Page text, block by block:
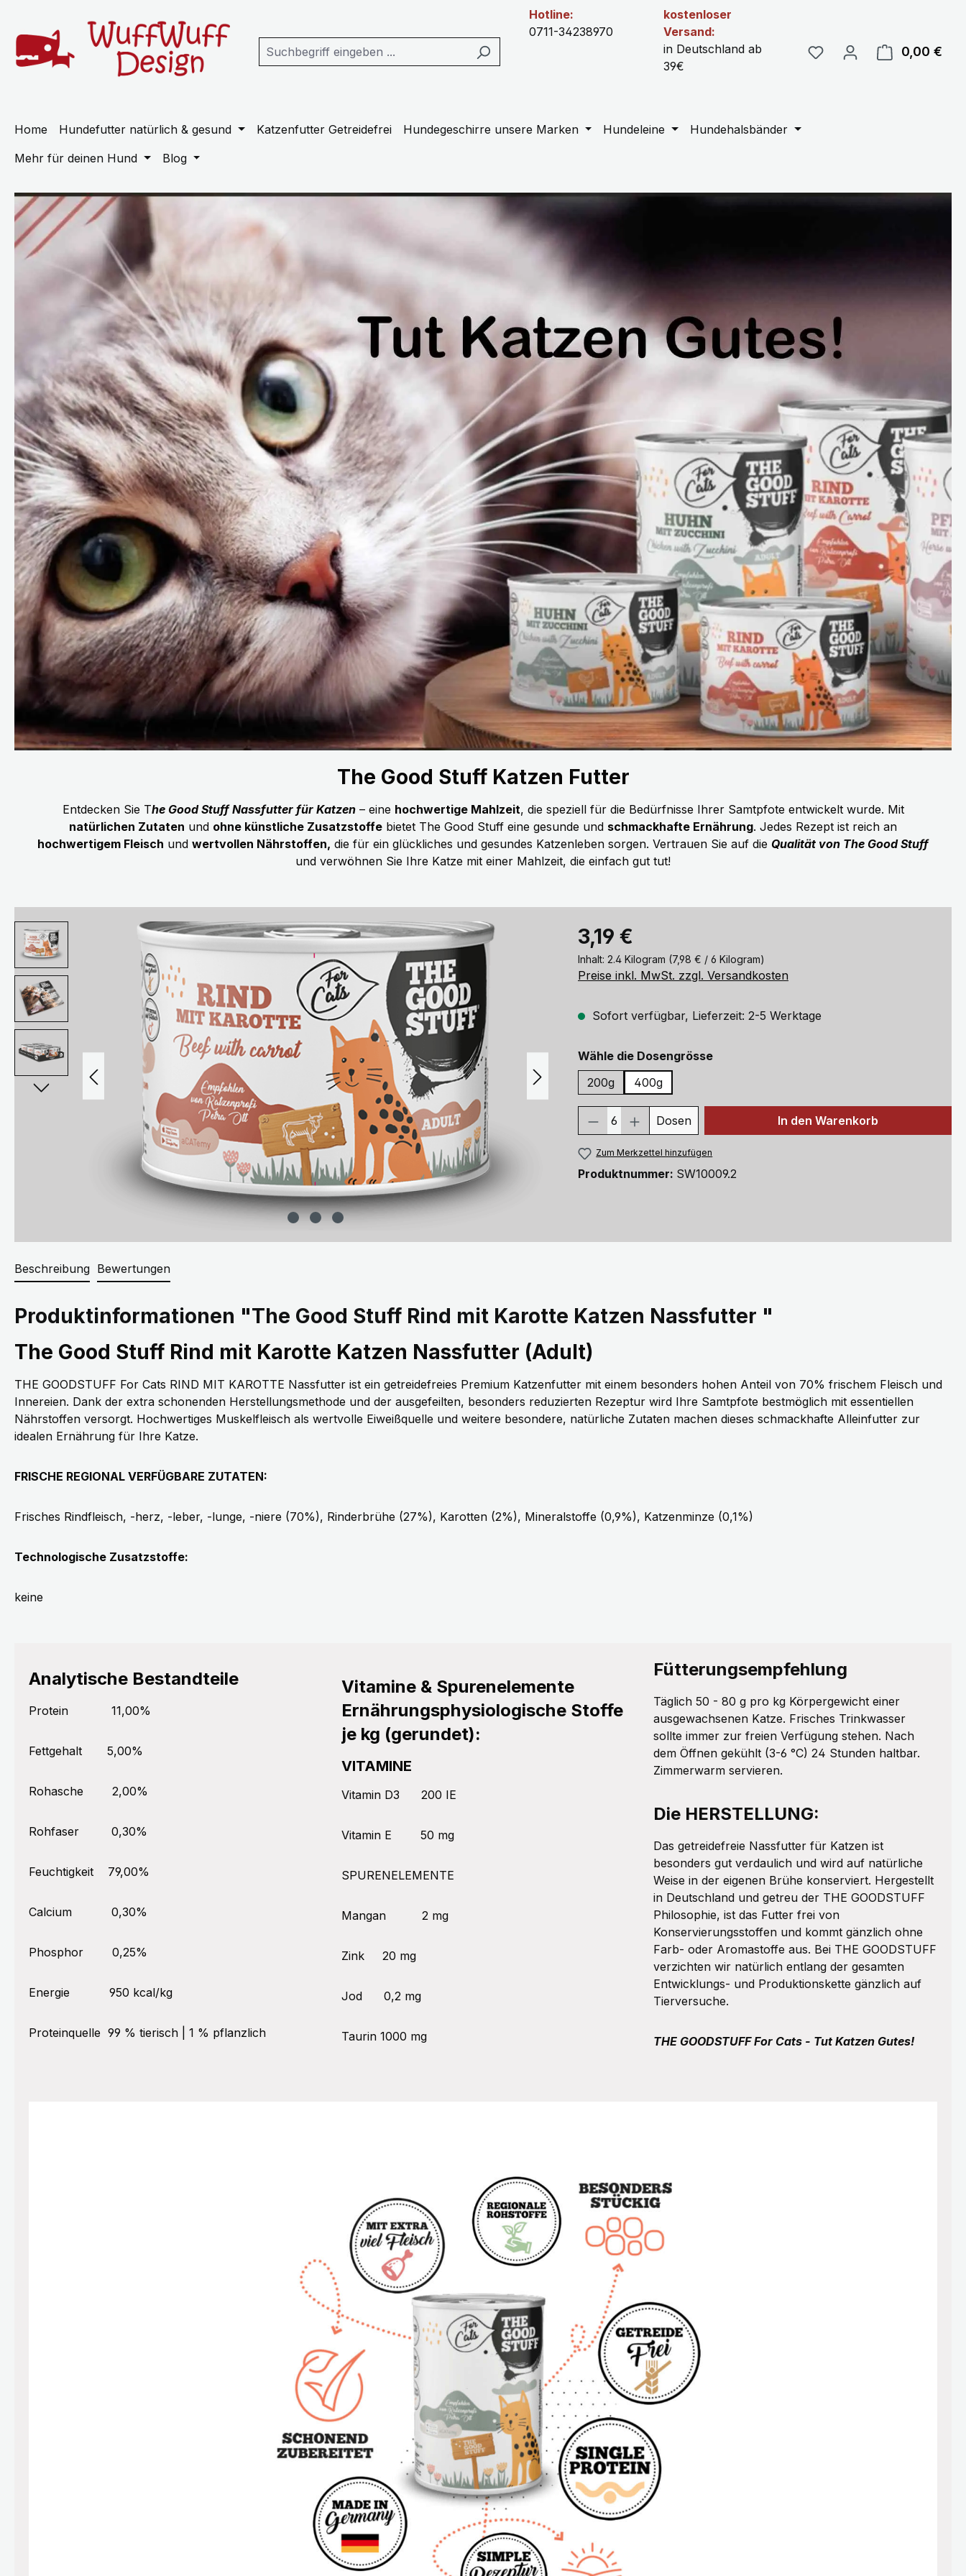
Hotline:
0711-34238970
kostenloser
Versand:
in Deutschland ab
39€
0,00 €
Home Hundefutter natürlich & gesund Katzenfutter Getreidefrei Hundegeschirre unsere Marken Hundeleine
Hundehalsbänder
Mehr für deinen Hund
Blog
The Good Stuff Katzen Futter
Entdecken Sie The Good Stuff Nassfutter für Katzen– eine hochwertige Mahlzeit, die speziell für die Bedürfnisse Ihrer Samtpfote entwickelt wurde. Mit
natürlichen Zutaten und ohne künstliche Zusatzstoffe bietet The Good Stuff eine gesunde und schmackhafte Ernährung. Jedes Rezept ist reich an
hochwertigem Fleisch und wertvollen Nährstoffen, die für ein glückliches und gesundes Katzenleben sorgen. Vertrauen Sie auf die Qualität von The Good Stuff
und verwöhnen Sie Ihre Katze mit einer Mahlzeit, die einfach gut tut!
Bildergalerie überspringen Regulärer Preis:
3,19 €
Inhalt: 2.4 Kilogram (7,98 € / 6 Kilogram)
Preise inkl. MwSt. zzgl. Versandkosten
Sofort verfügbar, Lieferzeit: 2-5 Werktage
Wähle die Dosengrösseauswählen
200g
400g
Produkt Anzahl: Gib den gewünschten Wert
Dosen In den Warenkorb
Zum Merkzettel hinzufügen
Produktnummer: SW10009.2
Beschreibung Bewertungen
Produktinformationen "The Good Stuff Rind mit Karotte Katzen Nassfutter "
The Good Stuff Rind mit Karotte Katzen Nassfutter (Adult)
THE GOODSTUFF For Cats RIND MIT KAROTTE Nassfutter ist ein getreidefreies Premium Katzenfutter mit einem besonders hohen Anteil von 70% frischem Fleisch und
Innereien. Dank der extra schonenden Herstellungsmethode und der ausgefeilten, besonders reduzierten Rezeptur wird Ihre Samtpfote bestmöglich mit essentiellen
Nährstoffen versorgt. Hochwertiges Muskelfleisch als wertvolle Eiweißquelle und weitere besondere, natürliche Zutaten machen dieses schmackhafte Alleinfutter zur
idealen Ernährung für Ihre Katze.
FRISCHE REGIONAL VERFÜGBARE ZUTATEN:
Frisches Rindfleisch, -herz, -leber, -lunge, -niere (70%), Rinderbrühe (27%), Karotten (2%), Mineralstoffe (0,9%), Katzenminze (0,1%)
Technologische Zusatzstoffe:
keine
Analytische Bestandteile
Protein 11,00%
Fettgehalt 5,00%
Rohasche 2,00%
Rohfaser 0,30%
Feuchtigkeit 79,00%
Calcium 0,30%
Phosphor 0,25%
Energie 950 kcal/kg
Proteinquelle 99 % tierisch | 1 % pflanzlich
Vitamine & Spurenelemente
Ernährungsphysiologische Stoffe
je kg (gerundet):
VITAMINE
Vitamin D3 200 IE
Vitamin E 50 mg
SPURENELEMENTE
Mangan 2 mg
Zink 20 mg
Jod 0,2 mg
Taurin 1000 mg
Fütterungsempfehlung
Täglich 50 - 80 g pro kg Körpergewicht einer
ausgewachsenen Katze. Frisches Trinkwasser
sollte immer zur freien Verfügung stehen. Nach
dem Öffnen gekühlt (3-6 °C) 24 Stunden haltbar.
Zimmerwarm servieren.
Die HERSTELLUNG:
Das getreidefreie Nassfutter für Katzen ist
besonders gut verdaulich und wird auf natürliche
Weise in der eigenen Brühe konserviert. Hergestellt
in Deutschland und getreu der THE GOODSTUFF
Philosophie, ist das Futter frei von
Konservierungsstoffen und kommt gänzlich ohne
Farb- oder Aromastoffe aus. Bei THE GOODSTUFF
verzichten wir natürlich entlang der gesamten
Entwicklungs- und Produktionskette gänzlich auf
Tierversuche.
THE GOODSTUFF For Cats - Tut Katzen Gutes!